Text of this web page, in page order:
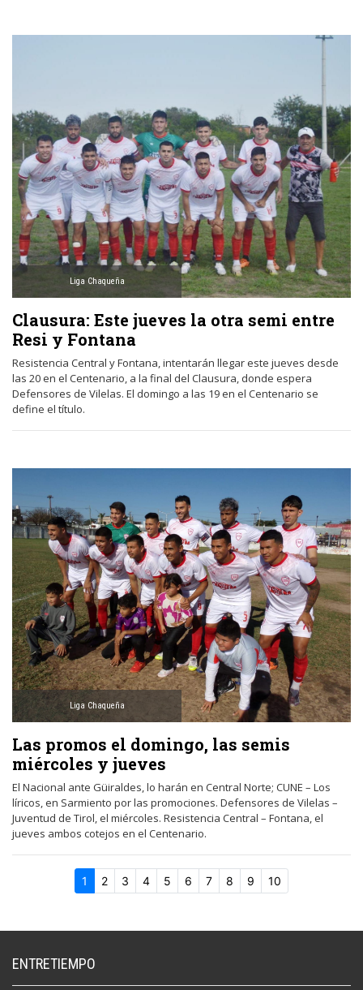
Liga Chaqueña
Clausura: Este jueves la otra semi entre
Resi y Fontana
Resistencia Central y Fontana, intentarán llegar este jueves desde
las 20 en el Centenario, a la final del Clausura, donde espera
Defensores de Vilelas. El domingo a las 19 en el Centenario se
define el título.
Liga Chaqueña
Las promos el domingo, las semis
miércoles y jueves
El Nacional ante Güiraldes, lo harán en Central Norte; CUNE – Los
líricos, en Sarmiento por las promociones. Defensores de Vilelas –
Juventud de Tirol, el miércoles. Resistencia Central – Fontana, el
jueves ambos cotejos en el Centenario.
1 2 3 4 5 6 7 8 9 10
ENTRETIEMPO